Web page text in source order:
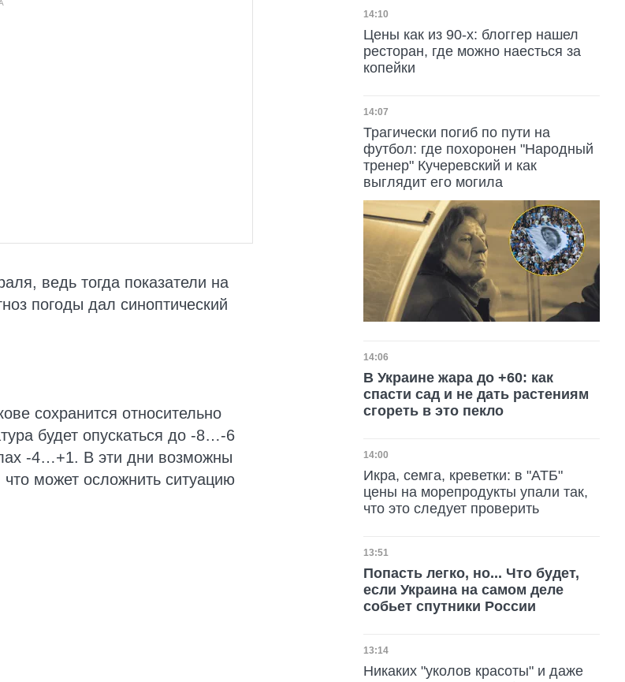
ведь тогда показатели на
погоды дал синоптический
сохранится относительно
будет опускаться до -8…-6
-4…+1. В эти дни возможны
может осложнить ситуацию
Дата публикации
14:10
Цены как из 90-х: блоггер нашел
ресторан, где можно наесться за
копейки
Дата публикации
14:07
Трагически погиб по пути на
футбол: где похоронен "Народный
тренер" Кучеревский и как
выглядит его могила
Дата публикации
14:06
В Украине жара до +60: как
спасти сад и не дать растениям
сгореть в это пекло
Дата публикации
14:00
Икра, семга, креветки: в "АТБ"
цены на морепродукты упали так,
что это следует проверить
Дата публикации
13:51
Попасть легко, но... Что будет,
если Украина на самом деле
собьет спутники России
Дата публикации
13:14
Никаких "уколов красоты" и даже